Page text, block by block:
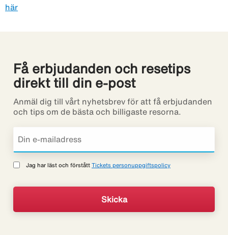
här
Få erbjudanden och resetips
direkt till din e-post
Anmäl dig till vårt nyhetsbrev för att få erbjudanden
och tips om de bästa och billigaste resorna.
Jag har läst och förstått Tickets personuppgiftspolicy